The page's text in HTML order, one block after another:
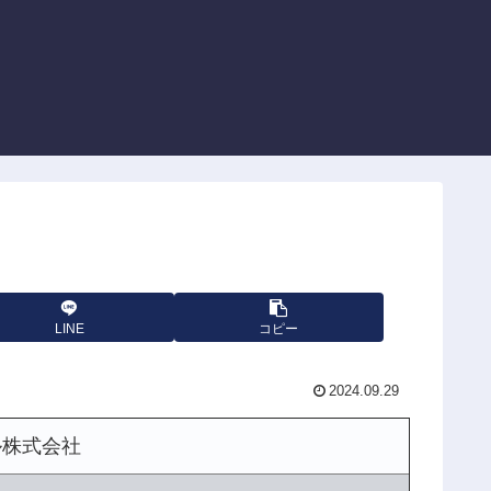
LINE コピー
2024.09.29
式会社